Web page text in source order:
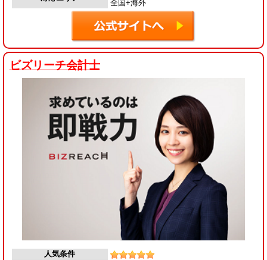
全国+海外
ビズリーチ会計士
人気条件